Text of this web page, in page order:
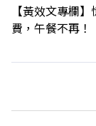
【黃效文專欄
費，午餐不再！